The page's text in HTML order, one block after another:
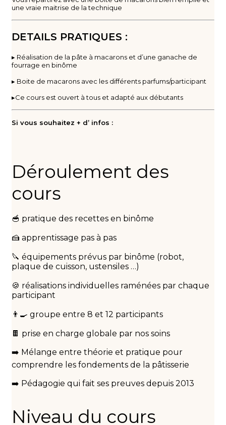
une vraie maitrise de la technique
DETAILS PRATIQUES :
▸ Réalisation de la pâte à macarons et d’une ganache de
fourrage en binôme
▸ Boite de macarons avec les différents parfums/participant
▸Ce cours est ouvert à tous et adapté aux débutants
Si vous souhaitez + d’ infos :
Déroulement des
cours
🥣 pratique des recettes en binôme
🍰 apprentissage pas à pas
🔪 équipements prévus par binôme (robot,
plaque de cuisson, ustensiles …)
🍪 réalisations individuelles raménées par chaque
participant
👨‍🍳 groupe entre 8 et 12 participants
🍫 prise en charge globale par nos soins
➡️ Mélange entre théorie et pratique pour
comprendre les fondements de la pâtisserie
➡️ Pédagogie qui fait ses preuves depuis 2013
Niveau du cours